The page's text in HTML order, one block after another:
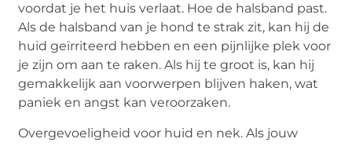
voordat je het huis verlaat. Hoe de halsband past.
Als de halsband van je hond te strak zit, kan hij de
huid geïrriteerd hebben en een pijnlijke plek voor
je zijn om aan te raken. Als hij te groot is, kan hij
gemakkelijk aan voorwerpen blijven haken, wat
paniek en angst kan veroorzaken.
Overgevoeligheid voor huid en nek. Als jouw